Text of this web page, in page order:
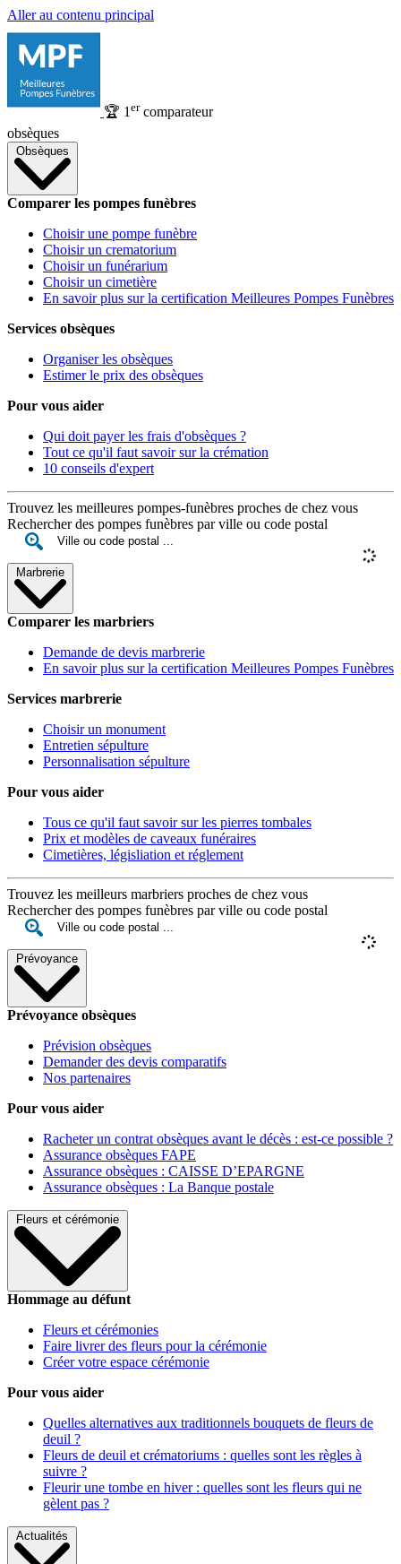
Aller au contenu principal
🏆 1 ercomparateur
obsèques
Obsèques
Comparer les pompes funèbres
Choisir une pompe funèbre
Choisir un crematorium
Choisir un funérarium
Choisir un cimetière
En savoir plus sur la certification Meilleures Pompes Funèbres
Services obsèques
Organiser les obsèques
Estimer le prix des obsèques
Pour vous aider
Qui doit payer les frais d'obsèques ?
Tout ce qu'il faut savoir sur la crémation
10 conseils d'expert
Trouvez les meilleures pompes-funèbres proches de chez vous
Rechercher des pompes funèbres par ville ou code postal
Marbrerie
Comparer les marbriers
Demande de devis marbrerie
En savoir plus sur la certification Meilleures Pompes Funèbres
Services marbrerie
Choisir un monument
Entretien sépulture
Personnalisation sépulture
Pour vous aider
Tous ce qu'il faut savoir sur les pierres tombales
Prix et modèles de caveaux funéraires
Cimetières, législiation et réglement
Trouvez les meilleurs marbriers proches de chez vous
Rechercher des pompes funèbres par ville ou code postal
Prévoyance
Prévoyance obsèques
Prévision obsèques
Demander des devis comparatifs
Nos partenaires
Pour vous aider
Racheter un contrat obsèques avant le décès : est-ce possible ?
Assurance obsèques FAPE
Assurance obsèques : CAISSE D’EPARGNE
Assurance obsèques : La Banque postale
Fleurs et cérémonie
Hommage au défunt
Fleurs et cérémonies
Faire livrer des fleurs pour la cérémonie
Créer votre espace cérémonie
Pour vous aider
Quelles alternatives aux traditionnels bouquets de fleurs de
deuil ?
Fleurs de deuil et crématoriums : quelles sont les règles à
suivre ?
Fleurir une tombe en hiver : quelles sont les fleurs qui ne
gèlent pas ?
Actualités